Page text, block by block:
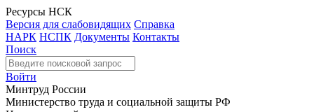
Ресурсы НСК
Версия для слабовидящих Справка
НАРК НСПК Документы Контакты
Поиск
Войти
Минтруд России
Министерство труда и социальной защиты РФ